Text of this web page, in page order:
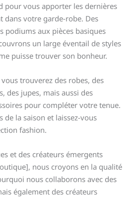
pour vous apporter les dernières
dans votre garde-robe. Des
podiums aux pièces basiques
un large éventail de styles
puisse trouver son bonheur.
trouverez des robes, des
des jupes, mais aussi des
pour compléter votre tenue.
de la saison et laissez-vous
fashion.
et des créateurs émergents
nous croyons en la qualité
nous collaborons avec des
également des créateurs